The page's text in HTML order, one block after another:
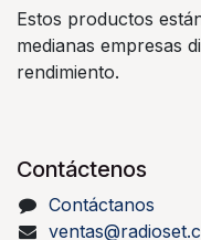
Estos productos
medianas empresas
rendimiento.
Contáctenos
Contáctanos